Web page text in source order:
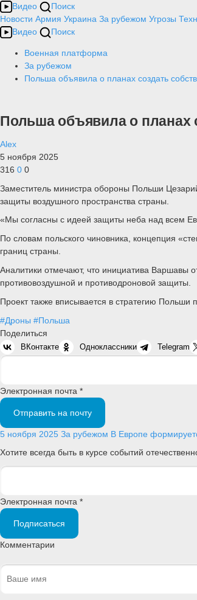
Видео
Поиск
Новости Армия Украина За рубежом Угрозы
Видео
Поиск
Военная платформа
За рубежом
Польша объявила о планах создать
Польша объявила о планах
Alex
5 ноября 2025
316 0 0
Заместитель министра обороны Польши
защиты воздушного пространства страны.
«Мы согласны с идеей защиты неба над всем
По словам польского чиновника, концепция
границ страны.
Аналитики отмечают, что инициатива Варшавы
противовоздушной и противодроновой защиты.
Проект также вписывается в стратегию
#Дроны #Польша
Поделиться
ВКонтакте Одноклассники Telegram
Электронная почта *
Отправить на почту
5 ноября 2025 За рубежом В Европе
Хотите всегда быть в курсе событий
Электронная почта *
Подписаться
Комментарии